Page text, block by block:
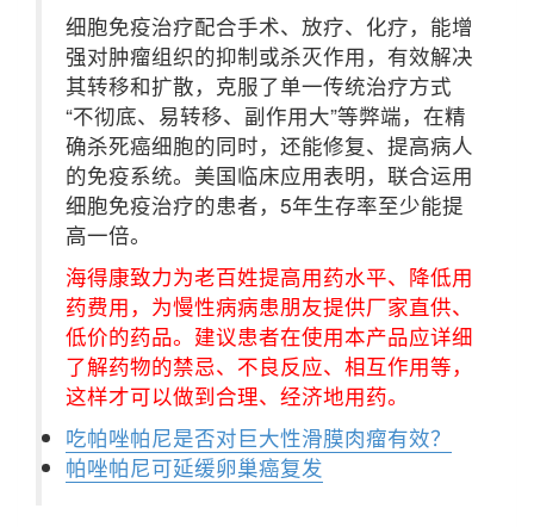
细胞免疫治疗配合手术、放疗、化疗，能增
强对肿瘤组织的抑制或杀灭作用，有效解决
其转移和扩散，克服了单一传统治疗方式
“不彻底、易转移、副作用大”等弊端，在精
确杀死癌细胞的同时，还能修复、提高病人
的免疫系统。美国临床应用表明，联合运用
细胞免疫治疗的患者，5年生存率至少能提
高一倍。
海得康致力为老百姓提高用药水平、降低用
药费用，为慢性病病患朋友提供厂家直供、
低价的药品。建议患者在使用本产品应详细
了解药物的禁忌、不良反应、相互作用等，
这样才可以做到合理、经济地用药。
吃帕唑帕尼是否对巨大性滑膜肉瘤有效？
帕唑帕尼可延缓卵巢癌复发